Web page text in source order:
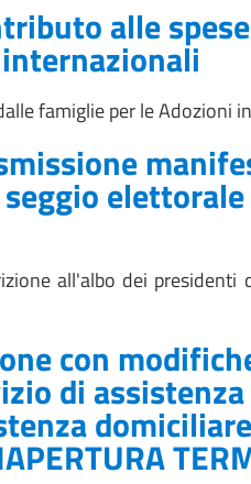
alle
famiglie per le Adozioni
all'albo dei
con
di